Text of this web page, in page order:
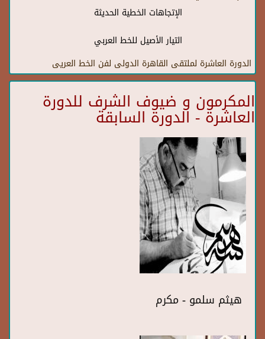
الإتجاهات الخطية الحديثة
التيار الأصيل للخط العربي
الدورة العاشرة لملتقى القاهرة الدولى لفن الخط العريى
المكرمون و ضيوف الشرف للدورة
العاشرة - الدورة السابقة
هيثم سلمو - مكرم